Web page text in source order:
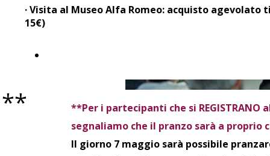
· Visita al Museo Alfa Romeo: acquisto agevolato
15€)
**
**Per i partecipanti che si REGISTRANO
segnaliamo che il pranzo sarà a proprio
Il giorno 7 maggio sarà possibile